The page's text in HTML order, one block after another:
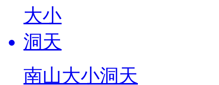
南山大小洞天